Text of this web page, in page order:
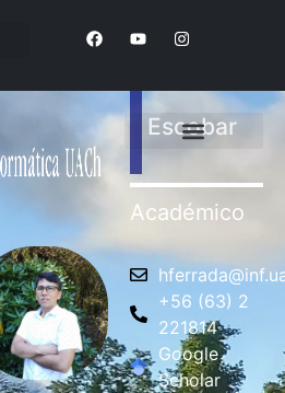
Escobar
Académico
+56 (63) 2
221814
Google
Scholar